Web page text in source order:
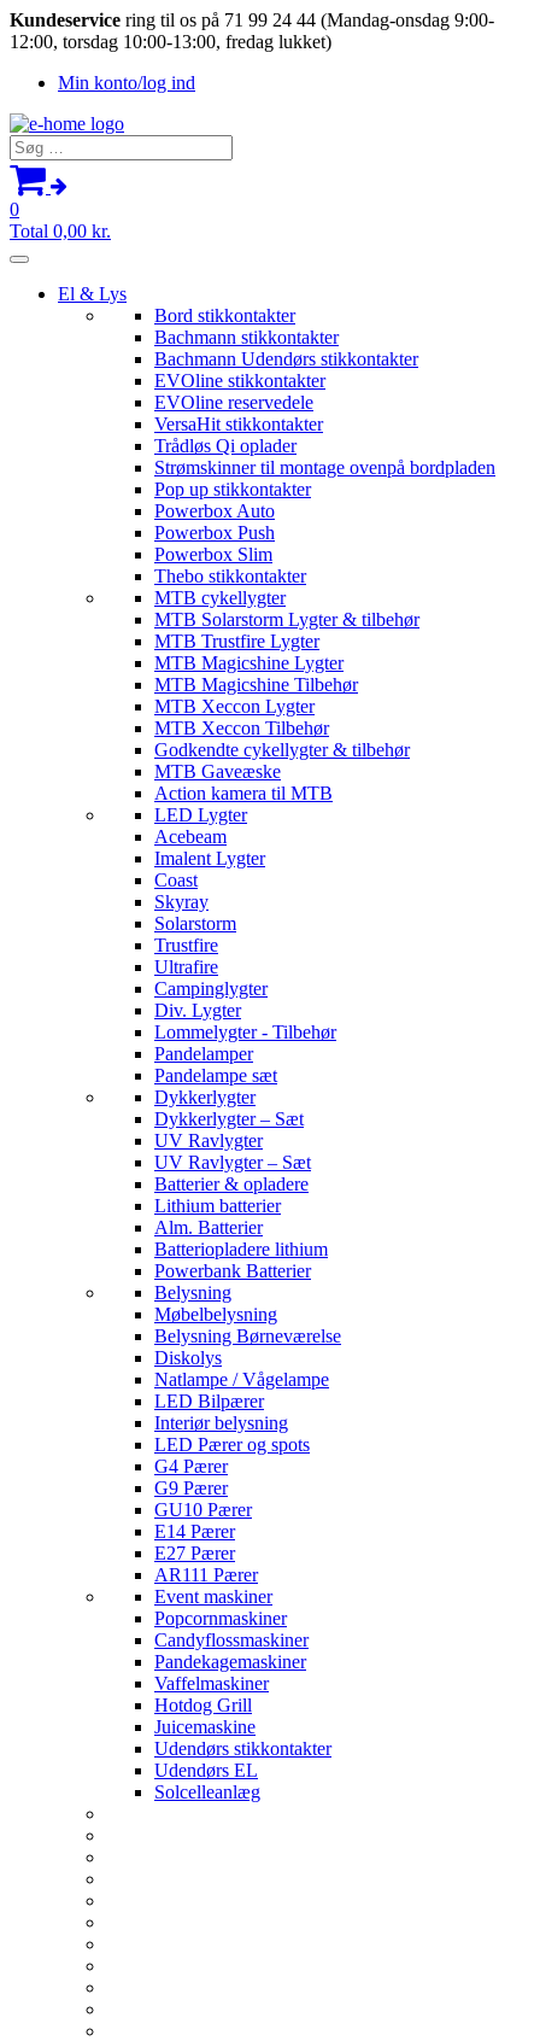
Kundeservice ring til os på 71 99 24 44 (Mandag-onsdag 9:00-
12:00, torsdag 10:00-13:00, fredag lukket)
Min konto/log ind
Søg
efter:
0
Total 0,00 kr.
El & Lys
Bord stikkontakter
Bachmann stikkontakter
Bachmann Udendørs stikkontakter
EVOline stikkontakter
EVOline reservedele
VersaHit stikkontakter
Trådløs Qi oplader
Strømskinner til montage ovenpå bordpladen
Pop up stikkontakter
Powerbox Auto
Powerbox Push
Powerbox Slim
Thebo stikkontakter
MTB cykellygter
MTB Solarstorm Lygter & tilbehør
MTB Trustfire Lygter
MTB Magicshine Lygter
MTB Magicshine Tilbehør
MTB Xeccon Lygter
MTB Xeccon Tilbehør
Godkendte cykellygter & tilbehør
MTB Gaveæske
Action kamera til MTB
LED Lygter
Acebeam
Imalent Lygter
Coast
Skyray
Solarstorm
Trustfire
Ultrafire
Campinglygter
Div. Lygter
Lommelygter - Tilbehør
Pandelamper
Pandelampe sæt
Dykkerlygter
Dykkerlygter – Sæt
UV Ravlygter
UV Ravlygter – Sæt
Batterier & opladere
Lithium batterier
Alm. Batterier
Batteriopladere lithium
Powerbank Batterier
Belysning
Møbelbelysning
Belysning Børneværelse
Diskolys
Natlampe / Vågelampe
LED Bilpærer
Interiør belysning
LED Pærer og spots
G4 Pærer
G9 Pærer
GU10 Pærer
E14 Pærer
E27 Pærer
AR111 Pærer
Event maskiner
Popcornmaskiner
Candyflossmaskiner
Pandekagemaskiner
Vaffelmaskiner
Hotdog Grill
Juicemaskine
Udendørs stikkontakter
Udendørs EL
Solcelleanlæg